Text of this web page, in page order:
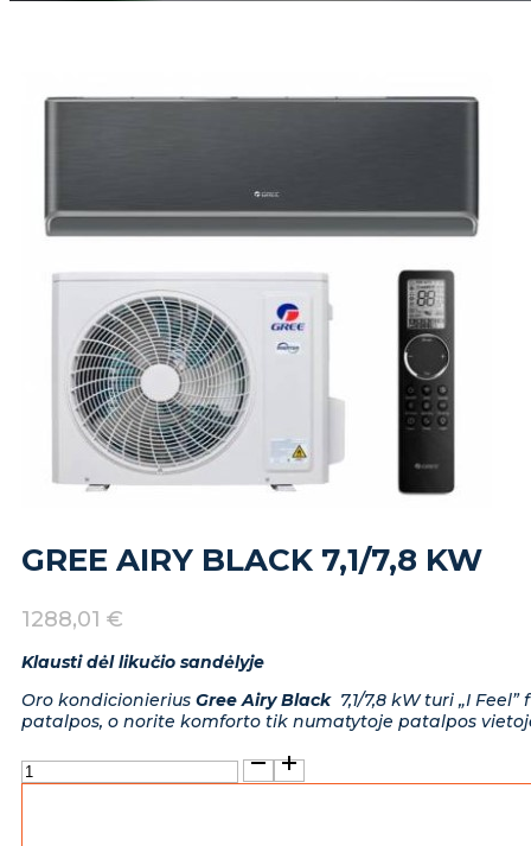
GREE AIRY BLACK 7,1/7,8 KW
1288,01 €
Klausti dėl likučio sandėlyje
Oro kondicionierius Gree Airy Black7,1/7,8 kW turi „I
patalpos, o norite komforto tik numatytoje patalpos
produkto
kiekis: